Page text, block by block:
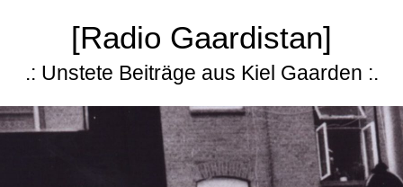
[Radio Gaardistan]
.: Unstete Beiträge aus Kiel Gaarden :.